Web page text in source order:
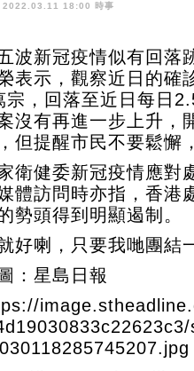
續守防疫措施
2022.03.11 18:00 時事
波新冠疫情似有回落
表示，觀察近日的確
宗，回落至近日每日
沒有再進一步上升，
但提醒市民不要鬆懈
衛健委新冠疫情應對
體訪問時亦指，香港
勢頭得到明顯遏制。
好喇，只要我哋團結
：星島日報